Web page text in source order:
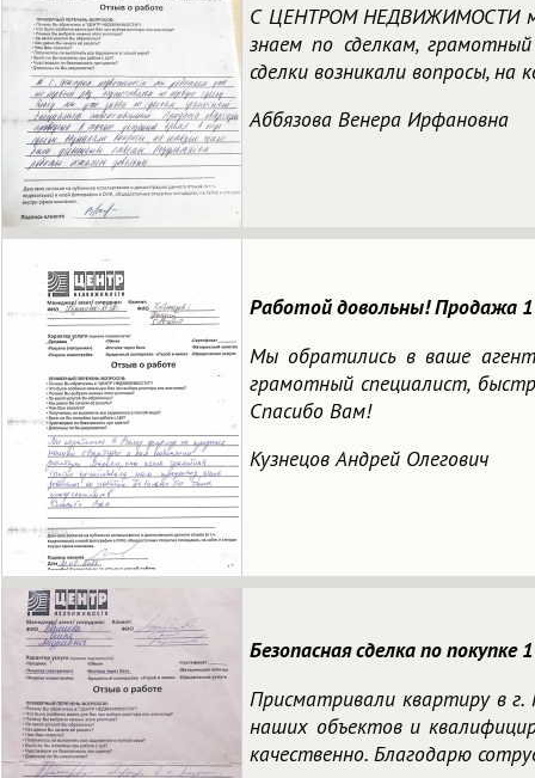
С ЦЕНТРОМ НЕДВИЖИМОСТИ мы
знаем по сделкам,
сделки возникали вопросы,
Аббязова Венера Ирфановна
Работой довольны! Продажа
Мы обратились в ваше
грамотный специалист,
Спасибо Вам!
Кузнецов Андрей Олегович
Безопасная сделка по
Присматривали квартиру в
наших объектов и
качественно. Благодарю